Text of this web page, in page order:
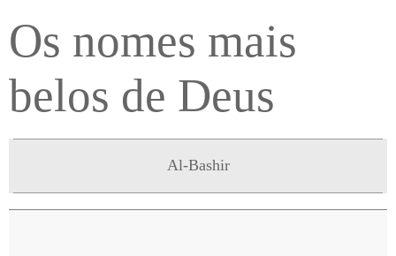
Os nomes mais
belos de Deus
Al-Bashir